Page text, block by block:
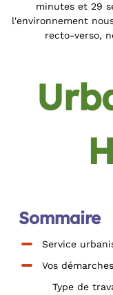
minutes et 29
l'environnement
recto-verso,
Sommaire
Service
Vos
Type de